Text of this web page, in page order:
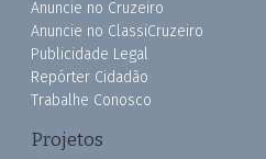
Anuncie no Cruzeiro
Anuncie no ClassiCruzeiro
Publicidade Legal
Repórter Cidadão
Trabalhe Conosco
Projetos